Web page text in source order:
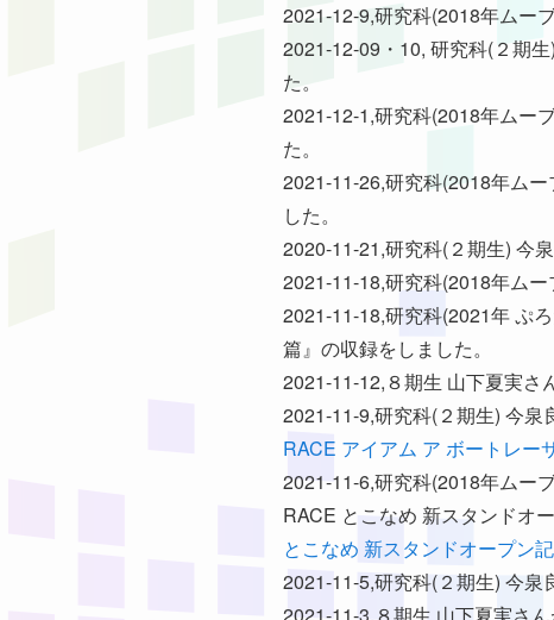
2021-12-9,研究科(2018年ムー
2021-12-09・10, 研究科(２期
た。
2021-12-1,研究科(2018年ムー
た。
2021-11-26,研究科(2018年ム
した。
2020-11-21,研究科(２期生) 今
2021-11-18,研究科(2018年ム
2021-11-18,研究科(2021年 ぷ
篇』の収録をしました。
2021-11-12,８期生 山下夏実さ
2021-11-9,研究科(２期生) 今泉
RACE アイアム ア ボートレー
2021-11-6,研究科(2018年ムー
RACE とこなめ 新スタンドオ
とこなめ 新スタンドオープン
2021-11-5,研究科(２期生) 今泉